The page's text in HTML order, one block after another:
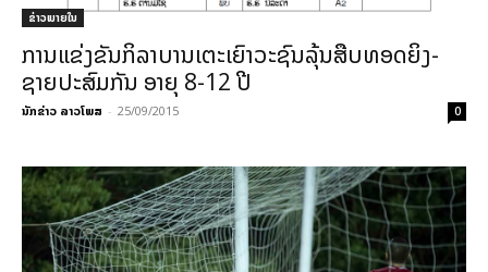
ຂ່າວພາຍ​ໃນ
ການແຂ່ງຂັນກິລາບານເຕະເຍົາວະຊົນລຸ້ນສືບທອດຍິງ-
ຊາຍປະສົມກັນ ອາຍຸ 8-12 ປີ
ນັກຂ່າວ ລາວໂພສ - 25/09/2015 0